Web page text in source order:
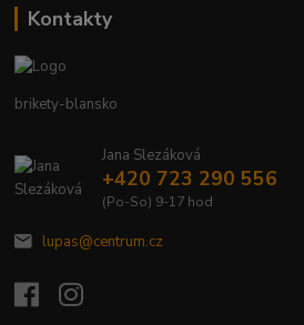
Kontakty
brikety-blansko
Jana Slezáková
+420 723 290 556
(Po-So) 9-17 hod
lupas@centrum.cz